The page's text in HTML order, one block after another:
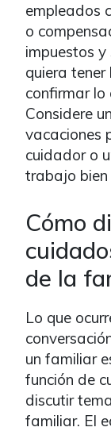
empleados
o
impuestos
quiera
confirmar lo
Considere
vacaciones
cuidador o
trabajo bien
Cómo
de la
Lo que
un familiar
función de
discutir
familiar. El